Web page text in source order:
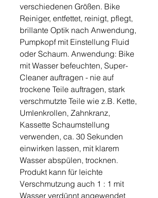
verschiedenen Größen. Bike
Reiniger, entfettet, reinigt, pflegt,
brillante Optik nach Anwendung,
Pumpkopf mit Einstellung Fluid
oder Schaum. Anwendung: Bike
mit Wasser befeuchten, Super-
Cleaner auftragen - nie auf
trockene Teile auftragen, stark
verschmutzte Teile wie z.B. Kette,
Umlenkrollen, Zahnkranz,
Kassette Schaumstellung
verwenden, ca. 30 Sekunden
einwirken lassen, mit klarem
Wasser abspülen, trocknen.
Produkt kann für leichte
Verschmutzung auch 1 : 1 mit
Wasser verdünnt angewendet